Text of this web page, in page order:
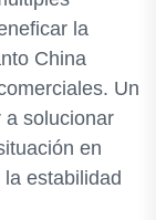
la
China
Un
a solucionar
en
estabilidad